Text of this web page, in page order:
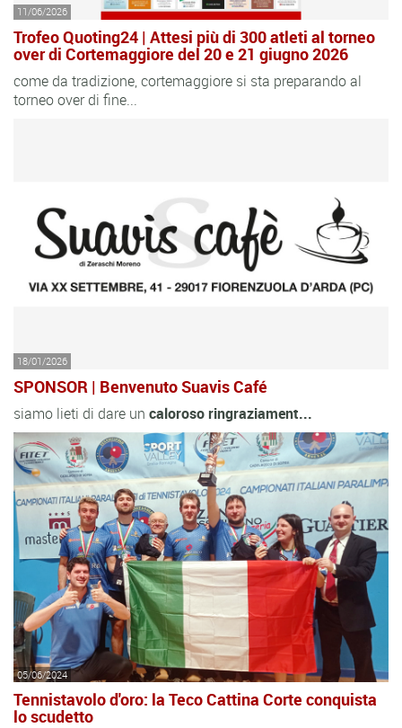
11/06/2026
Trofeo Quoting24 | Attesi più di 300 atleti al torneo
over di Cortemaggiore del 20 e 21 giugno 2026
come da tradizione, cortemaggiore si sta preparando al
torneo over di fine...
18/01/2026
SPONSOR | Benvenuto Suavis Café
siamo lieti di dare un calorosoringraziament...
05/06/2024
Tennistavolo d'oro: la Teco Cattina Corte conquista
lo scudetto